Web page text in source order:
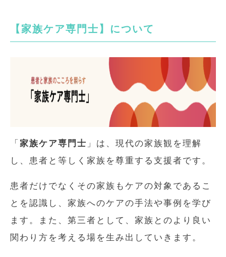
【家族ケア専門士】について
「 家族ケア専門士 」は、現代の家族観を理解
し、患者と等しく家族を尊重する支援者です。
患者だけでなくその家族もケアの対象であるこ
とを認識し、家族へのケアの手法や事例を学び
ます。また、第三者として、家族とのより良い
関わり方を考える場を生み出していきます。